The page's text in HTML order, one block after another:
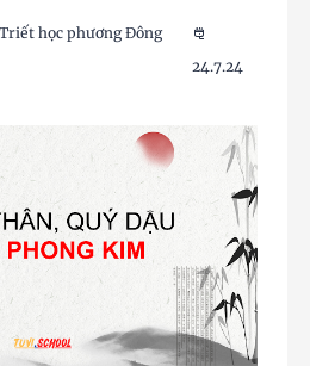
học phương Đông
24.7.24